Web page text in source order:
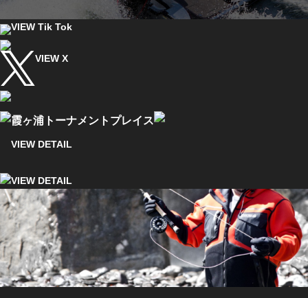
VIEW Tik Tok
VIEW X
霞ヶ浦トーナメントプレイス
VIEW DETAIL
VIEW DETAIL